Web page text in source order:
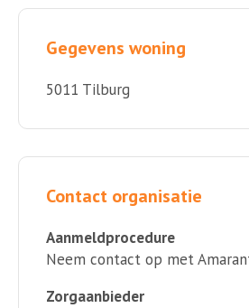
Gegevens woning
5011 Tilburg
Contact organisatie
Aanmeldprocedure
Neem contact op met
Zorgaanbieder